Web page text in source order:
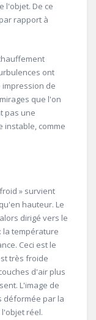
l'objet. De ce
rapport à
ont
de
que l'on
pas une
instable, comme
» survient
hauteur. Le
dirigé vers le
la température
Ceci est le
très froide
d'air plus
L'image de
déformée par la
réel.